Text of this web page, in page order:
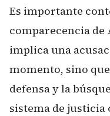
Es importante
comparecencia de
implica una
momento, sino
defensa y la
sistema de justicia